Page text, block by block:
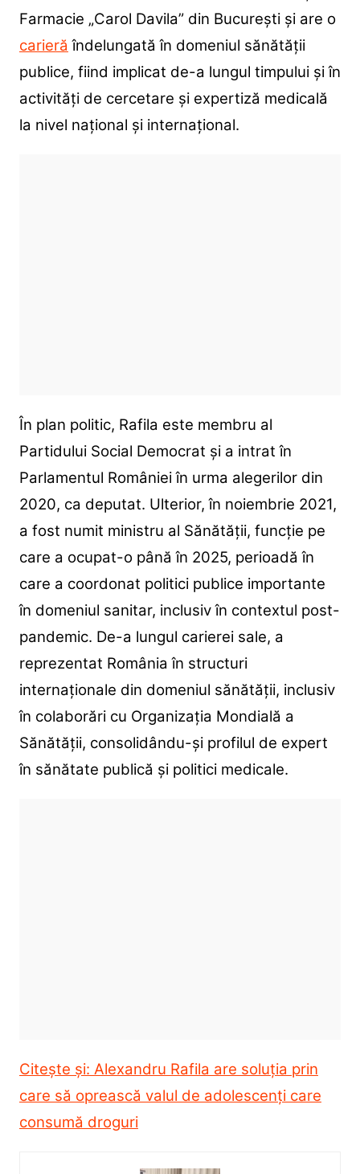
Farmacie „Carol Davila” din București și are o
carieră îndelungată în domeniul sănătății
publice, fiind implicat de-a lungul timpului și în
activități de cercetare și expertiză medicală
la nivel național și internațional.
În plan politic, Rafila este membru al
Partidului Social Democrat și a intrat în
Parlamentul României în urma alegerilor din
2020, ca deputat. Ulterior, în noiembrie 2021,
a fost numit ministru al Sănătății, funcție pe
care a ocupat-o până în 2025, perioadă în
care a coordonat politici publice importante
în domeniul sanitar, inclusiv în contextul post-
pandemic. De-a lungul carierei sale, a
reprezentat România în structuri
internaționale din domeniul sănătății, inclusiv
în colaborări cu Organizația Mondială a
Sănătății, consolidându-și profilul de expert
în sănătate publică și politici medicale.
Citește și: Alexandru Rafila are soluția prin
care să oprească valul de adolescenți care
consumă droguri